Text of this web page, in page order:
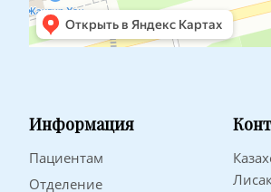
Информация
Пациентам
Отделение